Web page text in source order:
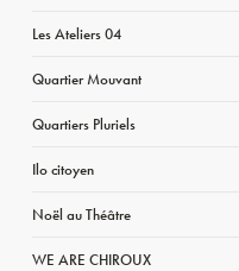
Les Ateliers 04
Quartier Mouvant
Quartiers Pluriels
Ilo citoyen
Noël au Théâtre
WE ARE CHIROUX